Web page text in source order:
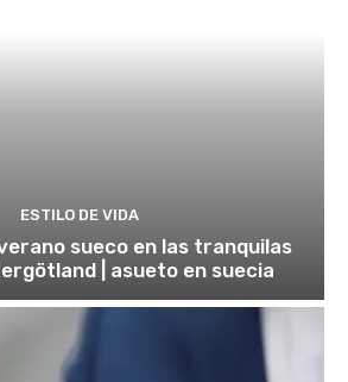
ESTILO DE VIDA
sueco en las tranquilas
| asueto en suecia